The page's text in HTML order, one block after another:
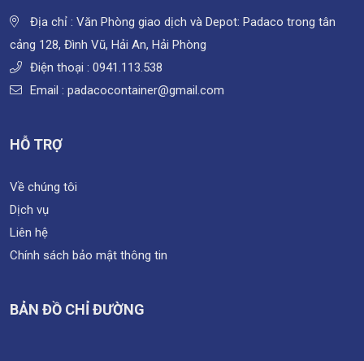
Địa chỉ : Văn Phòng giao dịch và Depot: Padaco trong tân
cảng 128, Đình Vũ, Hải An, Hải Phòng
Điện thoại : 0941.113.538
Email : padacocontainer@gmail.com
HỖ TRỢ
Về chúng tôi
Dịch vụ
Liên hệ
Chính sách bảo mật thông tin
BẢN ĐỒ CHỈ ĐƯỜNG